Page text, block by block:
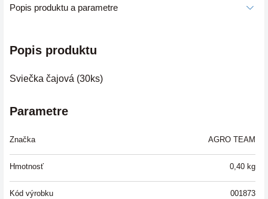
Popis produktu a parametre
Popis produktu
Sviečka čajová (30ks)
Parametre
Značka AGRO TEAM
Hmotnosť 0,40 kg
Kód výrobku 001873